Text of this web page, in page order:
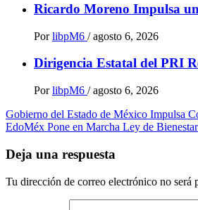
Ricardo Moreno Impulsa
Por libpM6 / agosto 6, 2026
Dirigencia Estatal del PRI
Por libpM6 / agosto 6, 2026
Navegación
de
entradas
Gobierno del Estado de México Impulsa
EdoMéx Pone en Marcha Ley de
Deja una respuesta
Tu dirección de correo electrónico no será